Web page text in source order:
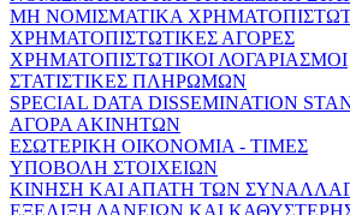
ΜΗ ΝΟΜΙΣΜΑΤΙΚΑ
ΧΡΗΜΑΤΟΠΙΣΤΩΤΙΚΕΣ ΑΓΟΡΕΣ
ΧΡΗΜΑΤΟΠΙΣΤΩΤΙΚΟΙ ΛΟΓΑΡΙΑΣΜΟΙ
ΣΤΑΤΙΣΤΙΚΕΣ ΠΛΗΡΩΜΩΝ
SPECIAL DATA DISSEMINATION
ΑΓΟΡΑ ΑΚΙΝΗΤΩΝ
ΕΣΩΤΕΡΙΚΗ ΟΙΚΟΝΟΜΙΑ - ΤΙΜΕΣ
ΥΠΟΒΟΛΗ ΣΤΟΙΧΕΙΩΝ
ΚΙΝΗΣΗ ΚΑΙ ΑΠΑΤΗ ΤΩΝ
ΕΞΕΛΙΞΗ ΔΑΝΕΙΩΝ ΚΑΙ